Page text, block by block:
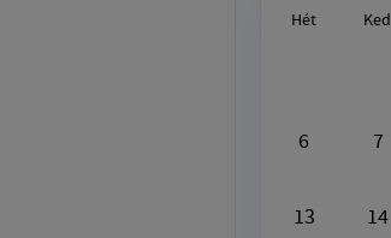
Hét Ked
6 7
13 14